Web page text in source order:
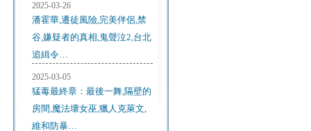
2025-03-26
潘霍華,遷徒風險,完美伴侶,禁
谷,嫌疑者的真相,鬼聲泣2,台北
追緝令…
2025-03-05
猛毒最終章：最後一舞,隔壁的
房間,魔法壞女巫,獵人克萊文,
維和防暴…